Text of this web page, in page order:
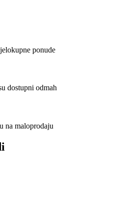
ponude
dostupni odmah
na maloprodaju